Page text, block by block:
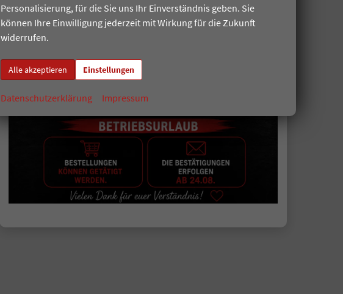
Personalisierung, für die Sie uns Ihr Einverständnis geben. Sie
können Ihre Einwilligung jederzeit mit Wirkung für die Zukunft
widerrufen.
Alle akzeptieren Einstellungen
Datenschutzerklärung Impressum